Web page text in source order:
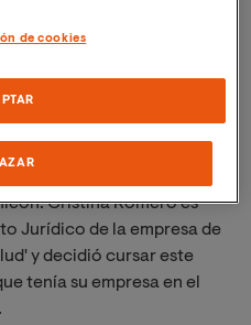
del Máster en
Cristina Romero es
Jurídico de la empresa de
y decidió cursar este
tenía su empresa en el
de cookies